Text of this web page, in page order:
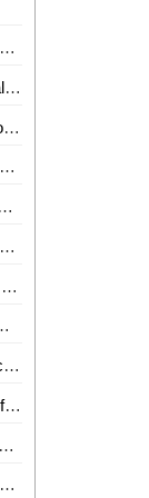
Aplicaron programa "Apoyo a familias para tener agua"
Gobierno estatal fortalece la vinculación empresarial en el bajío
¡Vergüenza urbana! Terreno sobre el México-Laredo recibe basura a plena vista de todos
"Queremos a Zoé": A 11 años de su desaparición, denuncian omisiones y olvido en el caso
FENAPO solo requiere mantenimiento menor para estar lista en agosto: Seduvop
Puente de Valle de los Fantasmas será inaugurado el 25 de julio previo a la FENAPO 2026
Alertan por páginas falsas que venden boletos para conciertos de la FENAPO
de sustentabilidad y alimentación consciente
Nueva titular de la secretaría de educación asume con responsabilidad y compromiso
Avanza digitalización de catastro en Soledad para ofrecer trámites más rápidos a la ciudadanía
Socavón en puente de Soledad fue atendido de inmediato y no representa riesgo: SEDUVOP
Edwin cumple un nuevo sueño junto a la división caminos de la Guardia Civil estatal